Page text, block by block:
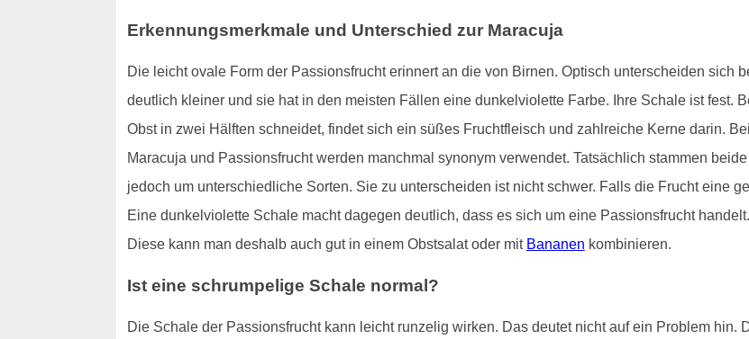
Erkennungsmerkmale und Unterschied zur Maracuja
Die leicht ovale Form der Passionsfrucht erinnert an die von Birnen. Optisch unterscheiden sich
deutlich kleiner und sie hat in den meisten Fällen eine dunkelviolette Farbe. Ihre Schale ist fest.
Obst in zwei Hälften schneidet, findet sich ein süßes Fruchtfleisch und zahlreiche Kerne darin.
Maracuja und Passionsfrucht werden manchmal synonym verwendet. Tatsächlich stammen
jedoch um unterschiedliche Sorten. Sie zu unterscheiden ist nicht schwer. Falls die Frucht eine
Eine dunkelviolette Schale macht dagegen deutlich, dass es sich um eine Passionsfrucht
Diese kann man deshalb auch gut in einem Obstsalat oder mit Bananen kombinieren.
Ist eine schrumpelige Schale normal?
Die Schale der Passionsfrucht kann leicht runzelig wirken. Das deutet nicht auf ein Problem hin.